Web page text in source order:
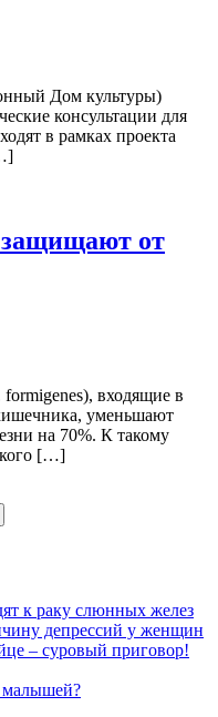
Дом культуры)
консультации для
в рамках проекта
от
входящие в
уменьшают
на 70%. К такому
[…]
к раку слюнных желез
депрессий у женщин
– суровый приговор!
малышей?